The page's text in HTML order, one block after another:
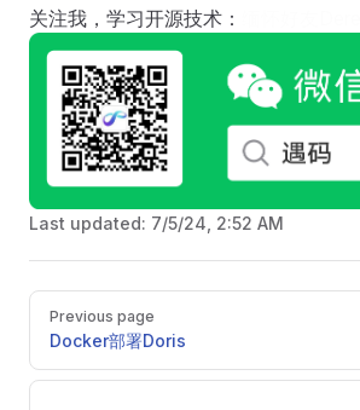
关注我，学习开源技术：
Last updated: 7/5/24, 2:52 AM
Pager
Previous page
Docker部署Doris